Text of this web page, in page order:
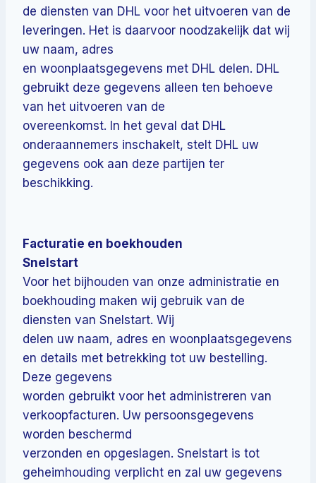
de diensten van DHL voor het uitvoeren van de
leveringen. Het is daarvoor noodzakelijk dat wij
uw naam, adres
en woonplaatsgegevens met DHL delen. DHL
gebruikt deze gegevens alleen ten behoeve
van het uitvoeren van de
overeenkomst. In het geval dat DHL
onderaannemers inschakelt, stelt DHL uw
gegevens ook aan deze partijen ter
beschikking.
Facturatie en boekhouden
Snelstart
Voor het bijhouden van onze administratie en
boekhouding maken wij gebruik van de
diensten van Snelstart. Wij
delen uw naam, adres en woonplaatsgegevens
en details met betrekking tot uw bestelling.
Deze gegevens
worden gebruikt voor het administreren van
verkoopfacturen. Uw persoonsgegevens
worden beschermd
verzonden en opgeslagen. Snelstart is tot
geheimhouding verplicht en zal uw gegevens